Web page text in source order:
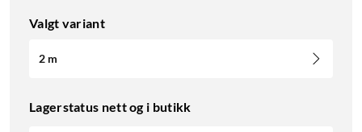
Valgt variant
2 m
Lagerstatus nett og i butikk